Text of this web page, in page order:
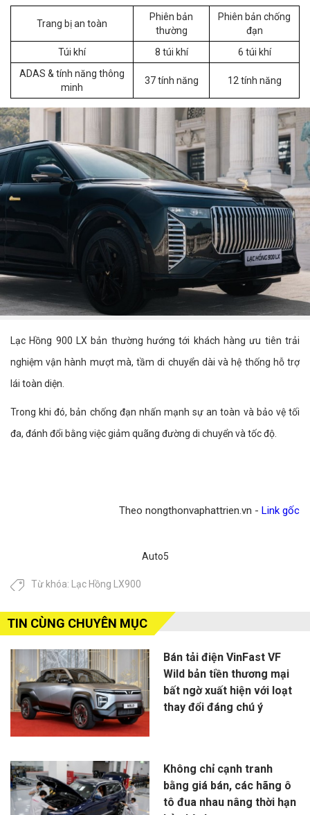
Trang bị an toàn
Phiên bản
thường
Phiên bản chống
đạn
Túi khí
8 túi khí
6 túi khí
ADAS & tính năng thông
minh
37 tính năng 12 tính năng
Lạc Hồng 900 LX bản thường hướng tới khách hàng ưu tiên trải
nghiệm vận hành mượt mà, tầm di chuyển dài và hệ thống hỗ trợ
lái toàn diện.
Trong khi đó, bản chống đạn nhấn mạnh sự an toàn và bảo vệ tối
đa, đánh đổi bằng việc giảm quãng đường di chuyển và tốc độ.​
Theo nongthonvaphattrien.vn - Link gốc
Auto5
Từ khóa: Lạc Hồng LX900
TIN CÙNG CHUYÊN MỤC
Bán tải điện VinFast VF
Wild bản tiền thương mại
bất ngờ xuất hiện với loạt
thay đổi đáng chú ý
Không chỉ cạnh tranh
bằng giá bán, các hãng ô
tô đua nhau nâng thời hạn